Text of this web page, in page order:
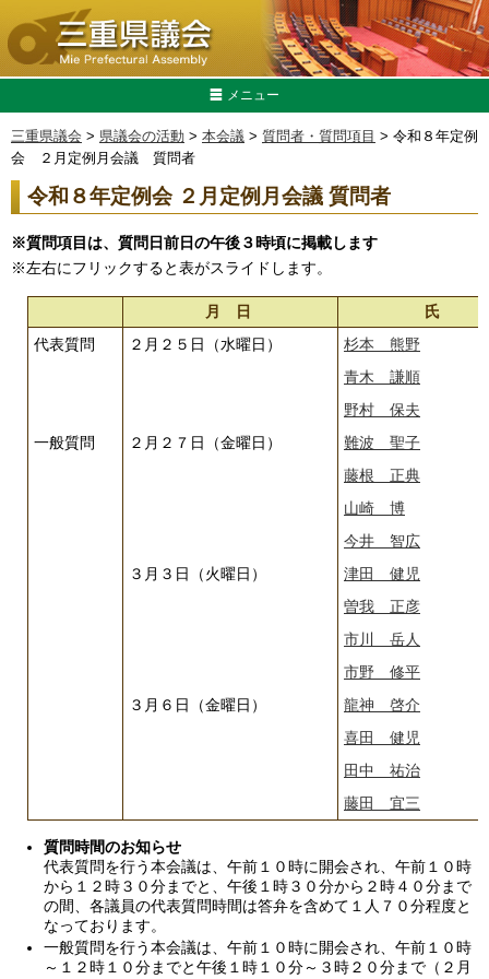
メニュー
三重県議会 > 県議会の活動 > 本会議 > 質問者・質問項目 > 令和８年定例
会 ２月定例月会議 質問者
令和８年定例会 ２月定例月会議 質問者
※質問項目は、質問日前日の午後３時頃に掲載します
※左右にフリックすると表がスライドします。
月 日
氏
代表質問
２月２５日（水曜日）
杉本 熊野
青木 謙順
野村 保夫
一般質問
２月２７日（金曜日）
難波 聖子
藤根 正典
山崎 博
今井 智広
３月３日（火曜日）
津田 健児
曽我 正彦
市川 岳人
市野 修平
３月６日（金曜日）
龍神 啓介
喜田 健児
田中 祐治
藤田 宜三
質問時間のお知らせ
代表質問を行う本会議は、午前１０時に開会され、午前１０時
から１２時３０分までと、午後１時３０分から２時４０分まで
の間、各議員の代表質問時間は答弁を含めて１人７０分程度と
なっております。
一般質問を行う本会議は、午前１０時に開会され、午前１０時
～１２時１０分までと午後１時１０分～３時２０分まで（２月